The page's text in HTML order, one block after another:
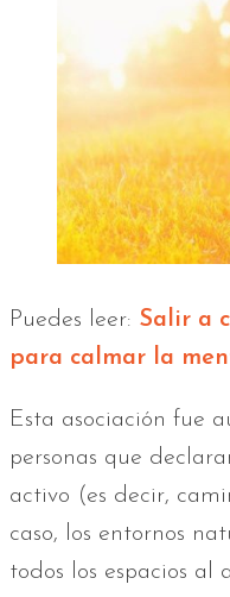
Puedes leer: Salir a
para calmar la
Esta asociación fue
personas que
activo (es decir,
caso, los entornos
todos los espacios al